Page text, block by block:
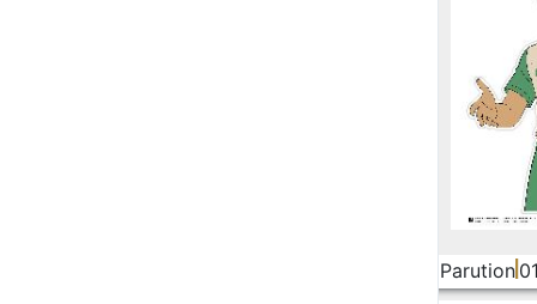
Parution